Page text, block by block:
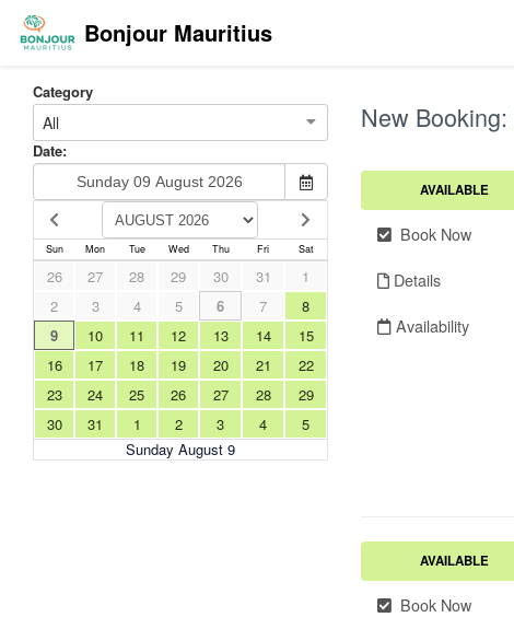
Bonjour Mauritius
Category
All
Date:
Sun Mon Tue Wed Thu Fri Sat
Sunday August 9
26 27 28 29 30 31
1
2
3 4 5 6 7
8
9
10 11 12 13 14
15
16
17 18 19 20 21
22
23
24 25 26 27 28
29
30
31 1 2 3 4 5
New Booking:
AVAILABLE
Book Now
Details
Availability
AVAILABLE
Book Now